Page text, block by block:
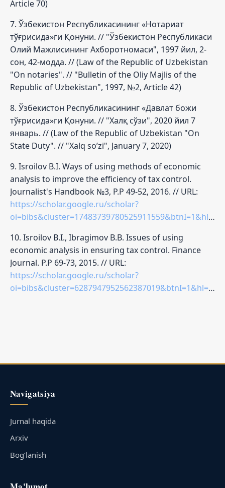
Article 70)
7. Ўзбекистон Республикасининг «Нотариат
тўғрисида»ги Қонуни. // "Ўзбекистон Республикаси
Олий Мажлисининг Ахборотномаси", 1997 йил, 2-
сон, 42-модда. // (Law of the Republic of Uzbekistan
"On notaries". // "Bulletin of the Oliy Majlis of the
Republic of Uzbekistan", 1997, №2, Article 42)
8. Ўзбекистон Республикасининг «Давлат божи
тўғрисида»ги Қонуни. // "Халқ сўзи", 2020 йил 7
январь. // (Law of the Republic of Uzbekistan "On
State Duty". // "Xalq so’zi", January 7, 2020)
9. Isroilov B.I. Ways of using methods of economic
analysis to improve the efficiency of tax control.
Journalist's Handbook №3, P.P 49-52, 2016. // URL:
https://scholar.google.ru/scholar?
oi=bibs&cluster=17483739780525911559&btnI=1&hl=ru
10. Isroilov B.I., Ibragimov B.B. Issues of using
economic analysis in ensuring tax control. Finance
Journal. P.P 69-73, 2015. // URL:
https://scholar.google.ru/scholar?
oi=bibs&cluster=6287947952562387019&btnI=1&hl=ru
Navigatsiya
Jurnal haqida
Arxiv
Bog‘lanish